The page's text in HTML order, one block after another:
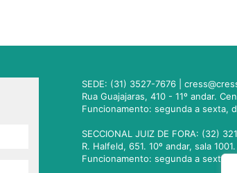
SEDE: (31) 3527-7676 |
Rua Guajajaras, 410 - 11º andar.
Funcionamento: segunda a sexta,
SECCIONAL JUIZ DE FORA: (32)
R. Halfeld, 651. 10º andar, sala
Funcionamento: segunda a sexta,